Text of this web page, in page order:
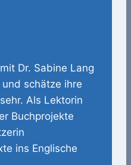
Dr. Sabine Lang
schätze ihre
Als Lektorin
Buchprojekte
ins Englische